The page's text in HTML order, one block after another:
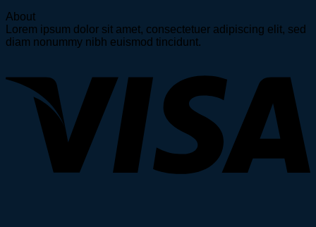
About
Lorem ipsum dolor sit amet, consectetuer adipiscing elit, sed
diam nonummy nibh euismod tincidunt.